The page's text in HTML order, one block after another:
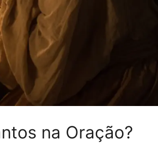
na Oração?